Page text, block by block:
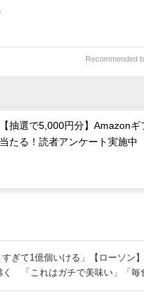
Recommended
【抽選で5,000円分】Amazon
当たる！読者アンケート実施中
すぎて1億個いける」【ローソン
く 「これはガチで美味い」「毎